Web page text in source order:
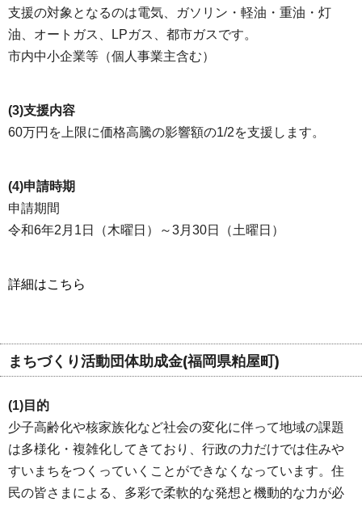
支援の対象となるのは電気、ガソリン・軽油・重油・灯
油、オートガス、LPガス、都市ガスです。
市内中小企業等（個人事業主含む）
(3)支援内容
60万円を上限に価格高騰の影響額の1/2を支援します。
(4)申請時期
申請期間
令和6年2月1日（木曜日）～3月30日（土曜日）
詳細はこちら
まちづくり活動団体助成金(福岡県粕屋町)
(1)目的
少子高齢化や核家族化など社会の変化に伴って地域の課題
は多様化・複雑化してきており、行政の力だけでは住みや
すいまちをつくっていくことができなくなっています。住
民の皆さまによる、多彩で柔軟的な発想と機動的な力が必